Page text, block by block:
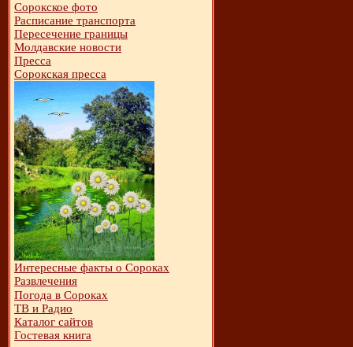
Сорокское фото
Расписание транспорта
Пересечение границы
Молдавские новости
Пресса
Сорокская пресса
Интересные факты о Сороках
Развлечения
Погода в Сороках
ТВ и Радио
Каталог сайтов
Гостевая книга